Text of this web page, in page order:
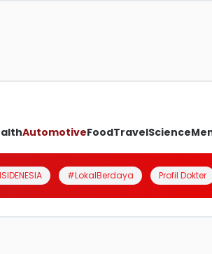
AutomotiveFoodTravelScience
#LokalBerdaya Profil Dokter